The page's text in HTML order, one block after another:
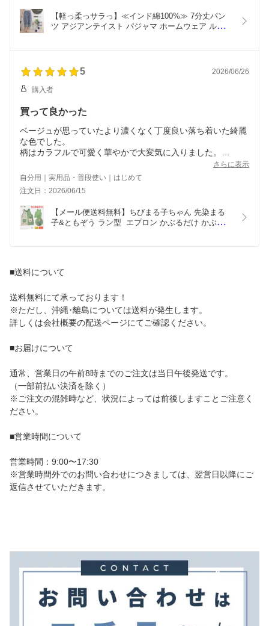
【軽っ柔っサラっ】≪インド綿100%≫ 7分丈パン
ツ アジアンテイスト パジャマ ホームウェア ルーム
5 2026/06/26
購入者
買って良かった
ベージュが思っていたより濃くなく丁度良い落ち着いた綺麗
な色でした。
柄はカラフルで可愛く華やかで大変気に入りました。
周囲の人たちからは可愛いと大好評でした。
さらに表示
自分用｜実用品・普段使い｜はじめて
注文日：2026/06/15
【メール便送料無料】ちびまる子ちゃん 先染まる
子&ともぞう ラン型  エプロン かぶるだけ かぶる
■送料について
送料無料にて承っております！
※ただし、沖縄･離島については送料が発生します。
詳しくは会社概要の配送ページにてご確認ください。
■お届けについて
通常、営業日の午前8時までのご注文は当日午後発送です。
（一部前払い決済を除く）
※ご注文の混雑時など、状況によっては前後しますことご注意く
ださい。
■営業時間について
営業時間：9:00〜17:30
※営業時間外でのお問い合わせにつきましては、翌営日以降にご
返信させていただきます。